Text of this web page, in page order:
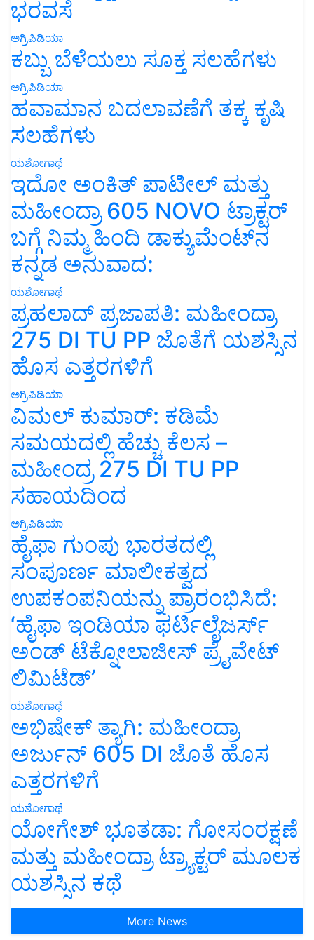
ಭರವಸೆ
ಅಗ್ರಿಪಿಡಿಯಾ
ಕಬ್ಬು ಬೆಳೆಯಲು ಸೂಕ್ತ ಸಲಹೆಗಳು
ಅಗ್ರಿಪಿಡಿಯಾ
ಹವಾಮಾನ ಬದಲಾವಣೆಗೆ ತಕ್ಕ ಕೃಷಿ
ಸಲಹೆಗಳು
ಯಶೋಗಾಥೆ
ಇದೋ ಅಂಕಿತ್ ಪಾಟೀಲ್ ಮತ್ತು
ಮಹೀಂದ್ರಾ 605 NOVO ಟ್ರಾಕ್ಟರ್
ಬಗ್ಗೆ ನಿಮ್ಮ ಹಿಂದಿ ಡಾಕ್ಯುಮೆಂಟ್‌ನ
ಕನ್ನಡ ಅನುವಾದ:
ಯಶೋಗಾಥೆ
ಪ್ರಹಲಾದ್ ಪ್ರಜಾಪತಿ: ಮಹೀಂದ್ರಾ
275 DI TU PP ಜೊತೆಗೆ ಯಶಸ್ಸಿನ
ಹೊಸ ಎತ್ತರಗಳಿಗೆ
ಅಗ್ರಿಪಿಡಿಯಾ
ವಿಮಲ್ ಕುಮಾರ್: ಕಡಿಮೆ
ಸಮಯದಲ್ಲಿ ಹೆಚ್ಚು ಕೆಲಸ –
ಮಹೀಂದ್ರ 275 DI TU PP
ಸಹಾಯದಿಂದ
ಅಗ್ರಿಪಿಡಿಯಾ
ಹೈಫಾ ಗುಂಪು ಭಾರತದಲ್ಲಿ
ಸಂಪೂರ್ಣ ಮಾಲೀಕತ್ವದ
ಉಪಕಂಪನಿಯನ್ನು ಪ್ರಾರಂಭಿಸಿದೆ:
‘ಹೈಫಾ ಇಂಡಿಯಾ ಫರ್ಟಿಲೈಜರ್ಸ್
ಅಂಡ್ ಟೆಕ್ನೋಲಾಜೀಸ್ ಪ್ರೈವೇಟ್
ಲಿಮಿಟೆಡ್’
ಯಶೋಗಾಥೆ
ಅಭಿಷೇಕ್ ತ್ಯಾಗಿ: ಮಹೀಂದ್ರಾ
ಅರ್ಜುನ್ 605 DI ಜೊತೆ ಹೊಸ
ಎತ್ತರಗಳಿಗೆ
ಯಶೋಗಾಥೆ
ಯೋಗೇಶ್ ಭೂತಡಾ: ಗೋಸಂರಕ್ಷಣೆ
ಮತ್ತು ಮಹೀಂದ್ರಾ ಟ್ರ್ಯಾಕ್ಟರ್ ಮೂಲಕ
ಯಶಸ್ಸಿನ ಕಥೆ
More News